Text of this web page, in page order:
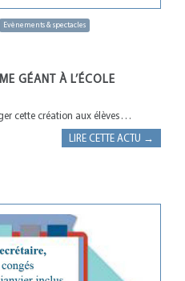
Evènements & spectacles
GÉANT À L’ÉCOLE
cette création aux élèves…
LIRE CETTE ACTU →